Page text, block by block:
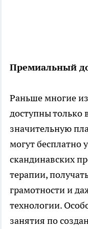
Премиальный
Раньше многие
доступны только
значительную
могут бесплатно
скандинавских
терапии,
грамотности и
технологии.
занятия по